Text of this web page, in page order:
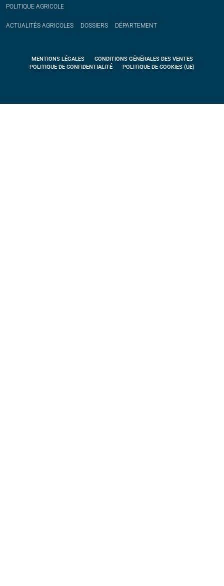
POLITIQUE AGRICOLE
ACTUALITÉS AGRICOLES DOSSIERS DÉPARTEMENT
MENTIONS LÉGALES
CONDITIONS GÉNÉRALES DES VENTES
POLITIQUE DE CONFIDENTIALITÉ
POLITIQUE DE COOKIES (UE)